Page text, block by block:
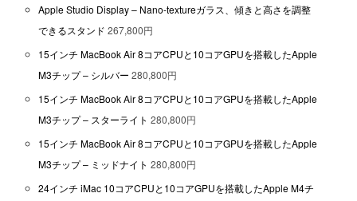
Apple Studio Display – Nano-textureガラス、傾きと高さを調整
できるスタンド267,800円
15インチ MacBook Air 8コアCPUと10コアGPUを搭載したApple
M3チップ – シルバー 280,800円
15インチ MacBook Air 8コアCPUと10コアGPUを搭載したApple
M3チップ – スターライト 280,800円
15インチ MacBook Air 8コアCPUと10コアGPUを搭載したApple
M3チップ – ミッドナイト 280,800円
24インチ iMac 10コアCPUと10コアGPUを搭載したApple M4チ